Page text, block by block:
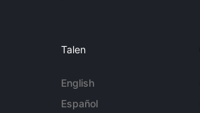
Talen
English
Español